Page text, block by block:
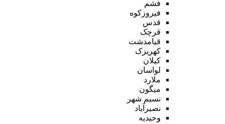
فشم
فیروزکوه
قدس
قرچک
قیامدشت
کهریزک
کیلان
لواسان
ملارد
میگون
نسیم شهر
نصیرآباد
وحیدیه